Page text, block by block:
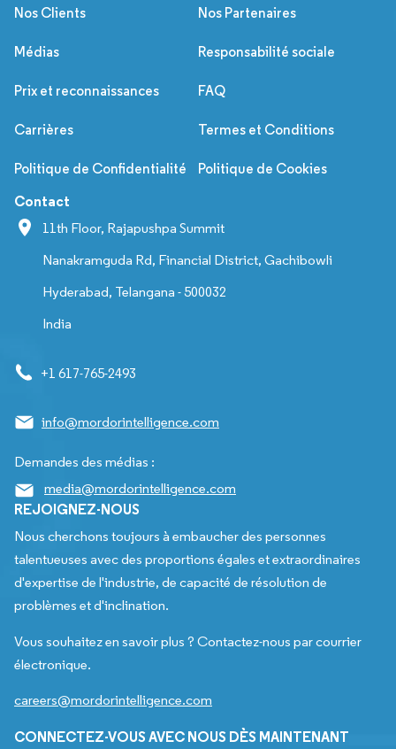
Nos Clients Nos Partenaires
Médias Responsabilité sociale
Prix et reconnaissances FAQ
Carrières Termes et Conditions
Politique de Confidentialité Politique de Cookies
Contact
11th Floor, Rajapushpa Summit
Nanakramguda Rd, Financial District, Gachibowli
Hyderabad, Telangana - 500032
India
+1 617-765-2493
info@mordorintelligence.com
Demandes des médias :
media@mordorintelligence.com
REJOIGNEZ-NOUS
Nous cherchons toujours à embaucher des personnes
talentueuses avec des proportions égales et extraordinaires
d'expertise de l'industrie, de capacité de résolution de
problèmes et d'inclination.
Vous souhaitez en savoir plus ? Contactez-nous par courrier
électronique.
careers@mordorintelligence.com
CONNECTEZ-VOUS AVEC NOUS DÈS MAINTENANT